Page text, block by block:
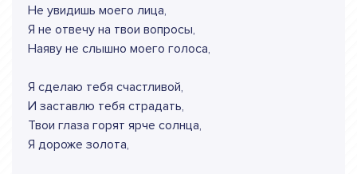
Не увидишь моего лица,
Я не отвечу на твои вопросы,
Наяву не слышно моего голоса,
Я сделаю тебя счастливой,
И заставлю тебя страдать,
Твои глаза горят ярче солнца,
Я дороже золота,